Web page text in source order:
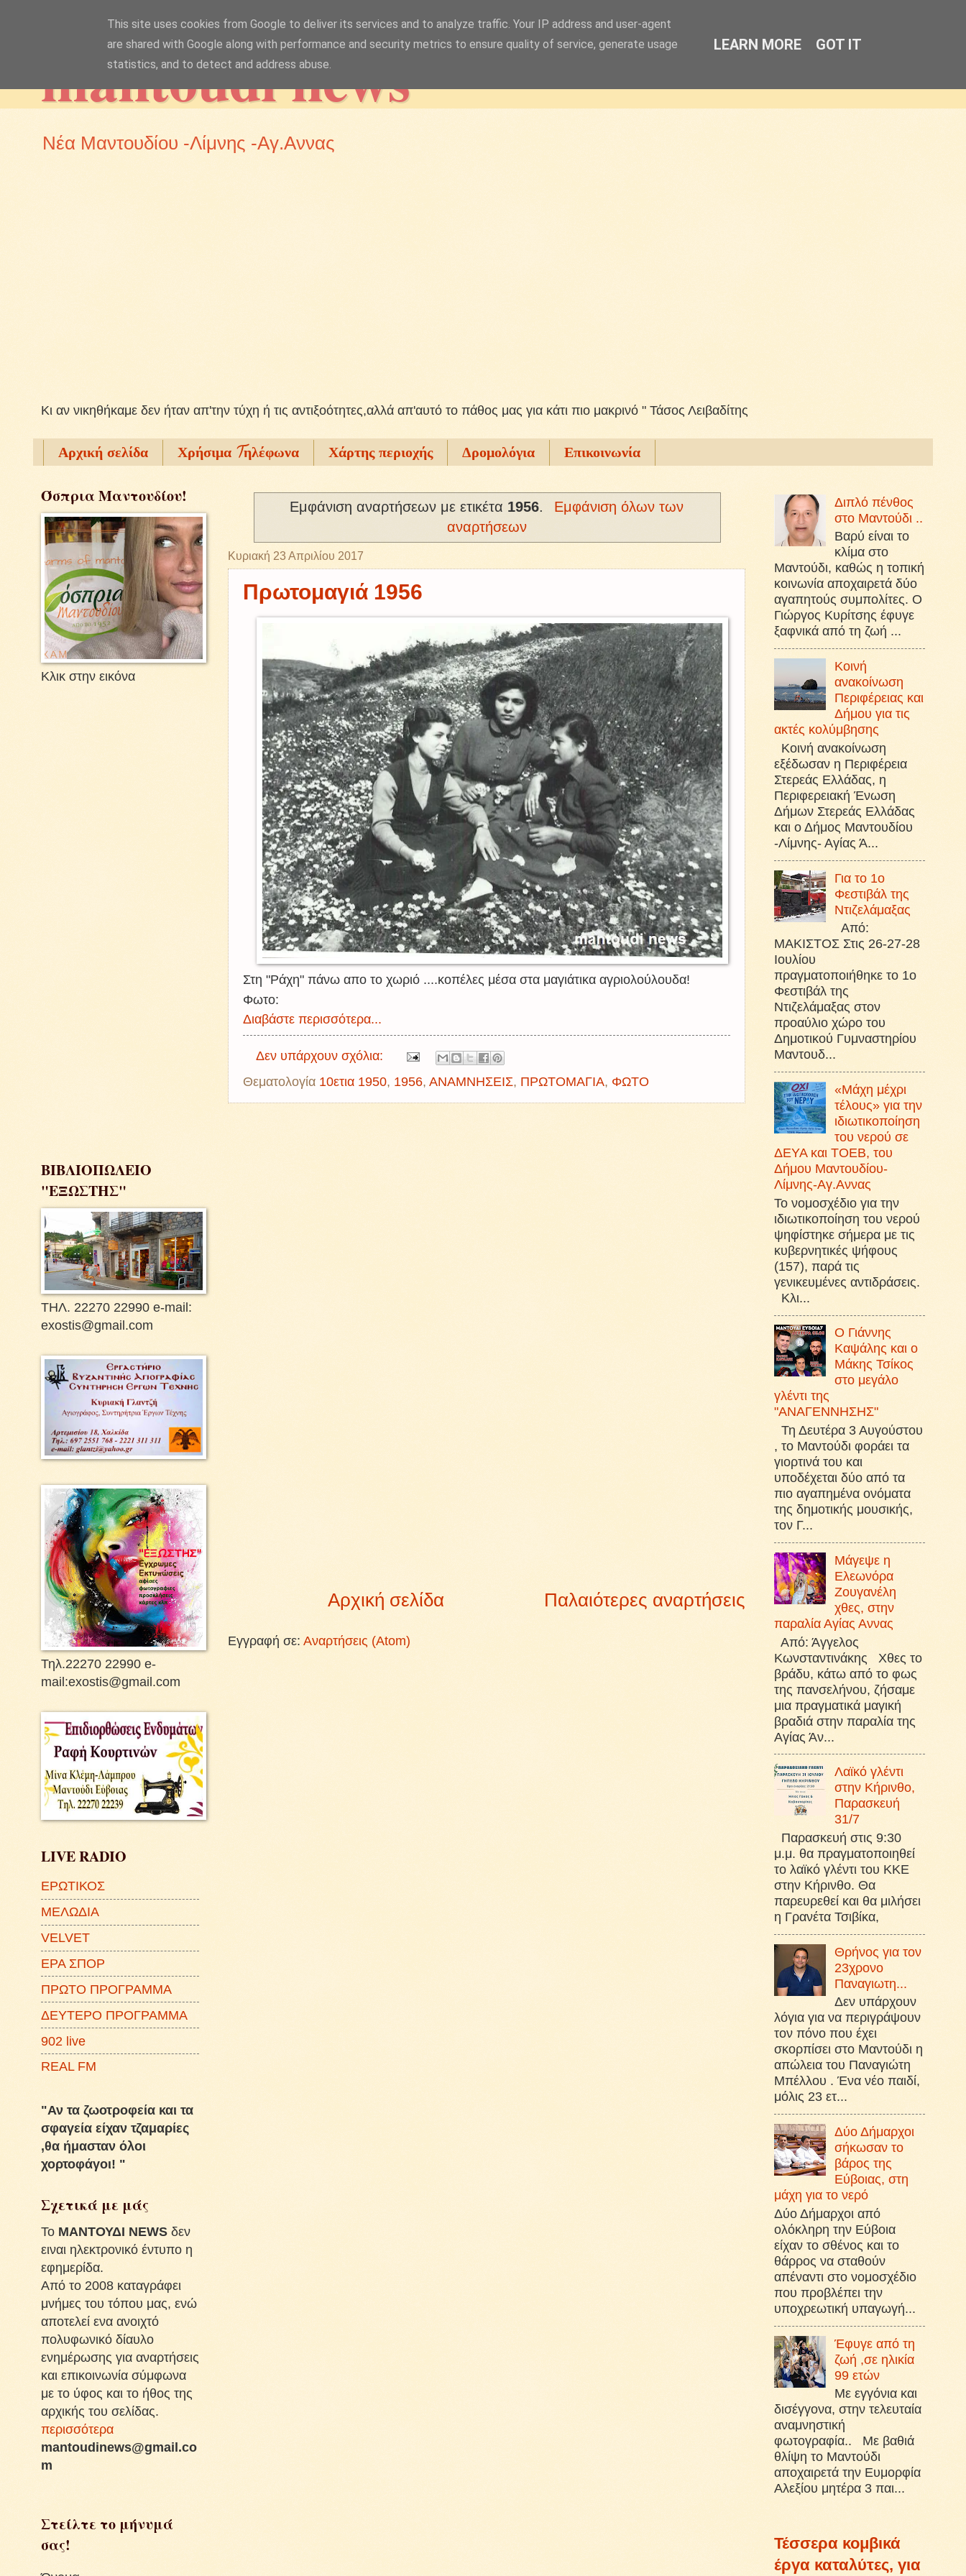
mantoudi news
Νέα Μαντουδίου -Λίμνης -Αγ.Αννας
Kι αν νικηθήκαμε δεν ήταν απ'την τύχη ή τις αντιξοότητες,αλλά απ'αυτό το πάθος μας για κάτι πιο μακρινό " Τάσος Λειβαδίτης
Αρχική σελίδα Χρήσιμα Tηλέφωνα Χάρτης περιοχής Δρομολόγια Επικοινωνία
Εμφάνιση αναρτήσεων με ετικέτα 1956.
Εμφάνιση όλων των
αναρτήσεων
Κυριακή 23 Απριλίου 2017
Πρωτομαγιά 1956
Στη "Ράχη" πάνω απο το χωριό ....κοπέλες μέσα στα μαγιάτικα αγριολούλουδα!
Φωτο:
Διαβάστε περισσότερα...
Δεν υπάρχουν σχόλια:
Θεματολογία 10ετια 1950, 1956, ΑΝΑΜΝΗΣΕΙΣ, ΠΡΩΤΟΜΑΓΙΑ, ΦΩΤΟ
Παλαιότερες αναρτήσεις
Αρχική σελίδα
Εγγραφή σε: Αναρτήσεις (Atom)
Όσπρια Μαντουδίου!
Κλικ στην εικόνα
ΒΙΒΛΙΟΠΩΛΕΙΟ
"ΕΞΩΣΤΗΣ"
ΤΗΛ. 22270 22990 e-mail:
exostis@gmail.com
Τηλ.22270 22990 e-
mail:exostis@gmail.com
LIVE RADIO
ΕΡΩΤΙΚΟΣ
ΜΕΛΩΔΙΑ
VELVET
ΕΡΑ ΣΠΟΡ
ΠΡΩΤΟ ΠΡΟΓΡΑΜΜΑ
ΔΕΥΤΕΡΟ ΠΡΟΓΡΑΜΜΑ
902 live
REAL FM
"Αν τα ζωοτροφεία και τα
σφαγεία είχαν τζαμαρίες
,θα ήμασταν όλοι
χορτοφάγοι! "
Σχετικά με μάς
To ΜΑΝΤΟΥΔΙ NEWS δεν
ειναι ηλεκτρονικό έντυπο η
εφημερίδα.
Από το 2008 καταγράφει
μνήμες του τόπου μας, ενώ
αποτελεί ενα ανοιχτό
πολυφωνικό δίαυλο
ενημέρωσης για αναρτήσεις
και επικοινωνία σύμφωνα
με το ύφος και το ήθος της
αρχικής του σελίδας.
περισσότερα
mantoudinews@gmail.co
m
Στείλτε το μήνυμά
σας!
Διπλό πένθος
στο Μαντούδι ..
Βαρύ είναι το
κλίμα στο
Μαντούδι, καθώς η τοπική
κοινωνία αποχαιρετά δύο
αγαπητούς συμπολίτες. Ο
Γιώργος Κυρίτσης έφυγε
ξαφνικά από τη ζωή ...
Κοινή
ανακοίνωση
Περιφέρειας και
Δήμου για τις
ακτές κολύμβησης
Κοινή ανακοίνωση
εξέδωσαν η Περιφέρεια
Στερεάς Ελλάδας, η
Περιφερειακή Ένωση
Δήμων Στερεάς Ελλάδας
και ο Δήμος Μαντουδίου
-Λίμνης- Αγίας Ά...
Για το 1ο
Φεστιβάλ της
Ντιζελάμαξας
Από:
ΜΑΚΙΣΤΟΣ Στις 26-27-28
Ιουλίου
πραγματοποιήθηκε το 1ο
Φεστιβάλ της
Ντιζελάμαξας στον
προαύλιο χώρο του
Δημοτικού Γυμναστηρίου
Μαντουδ...
«Μάχη μέχρι
τέλους» για την
ιδιωτικοποίηση
του νερού σε
ΔΕΥΑ και ΤΟΕΒ, του
Δήμου Μαντουδίου-
Λίμνης-Αγ.Αννας
Το νομοσχέδιο για την
ιδιωτικοποίηση του νερού
ψηφίστηκε σήμερα με τις
κυβερνητικές ψήφους
(157), παρά τις
γενικευμένες αντιδράσεις.
Κλι...
Ο Γιάννης
Καψάλης και ο
Μάκης Τσίκος
στο μεγάλο
γλέντι της
"ΑΝΑΓΕΝΝΗΣΗΣ"
Τη Δευτέρα 3 Αυγούστου
, το Μαντούδι φοράει τα
γιορτινά του και
υποδέχεται δύο από τα
πιο αγαπημένα ονόματα
της δημοτικής μουσικής,
τον Γ...
Μάγεψε η
Ελεωνόρα
Ζουγανέλη
χθες, στην
παραλία Αγίας Αννας
Από: Άγγελος
Κωνσταντινάκης Χθες το
βράδυ, κάτω από το φως
της πανσελήνου, ζήσαμε
μια πραγματικά μαγική
βραδιά στην παραλία της
Αγίας Άν...
Λαϊκό γλέντι
στην Κήρινθο,
Παρασκευή
31/7
Παρασκευή στις 9:30
μ.μ. θα πραγματοποιηθεί
το λαϊκό γλέντι του ΚΚΕ
στην Κήρινθο. Θα
παρευρεθεί και θα μιλήσει
η Γρανέτα Τσιβίκα,
Θρήνος για τον
23χρονο
Παναγιωτη...
Δεν υπάρχουν
λόγια για να περιγράψουν
τον πόνο που έχει
σκορπίσει στο Μαντούδι η
απώλεια του Παναγιώτη
Μπέλλου . Ένα νέο παιδί,
μόλις 23 ετ...
Δύο Δήμαρχοι
σήκωσαν το
βάρος της
Εύβοιας, στη
μάχη για το νερό
Δύο Δήμαρχοι από
ολόκληρη την Εύβοια
είχαν το σθένος και το
θάρρος να σταθούν
απέναντι στο νομοσχέδιο
που προβλέπει την
υποχρεωτική υπαγωγή...
Έφυγε από τη
ζωή ,σε ηλικία
99 ετών
Με εγγόνια και
δισέγγονα, στην τελευταία
αναμνηστική
φωτογραφία.. Με βαθιά
θλίψη το Μαντούδι
αποχαιρετά την Ευμορφία
Αλεξίου μητέρα 3 παι...
Τέσσερα κομβικά
έργα καταλύτες, για
This site uses cookies from Google to deliver its services and to analyze traffic. Your IP address and user-agent
are shared with Google along with performance and security metrics to ensure quality of service, generate usage
statistics, and to detect and address abuse.
LEARN MORE GOT IT